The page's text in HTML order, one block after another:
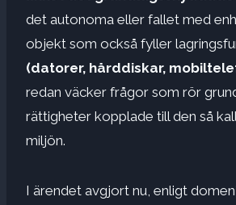
det autonoma eller fallet med
objekt som också fyller
(datorer, hårddiskar,
redan väcker frågor som rör
rättigheter kopplade till den så
miljön.
I ärendet avgjort nu, enligt domen